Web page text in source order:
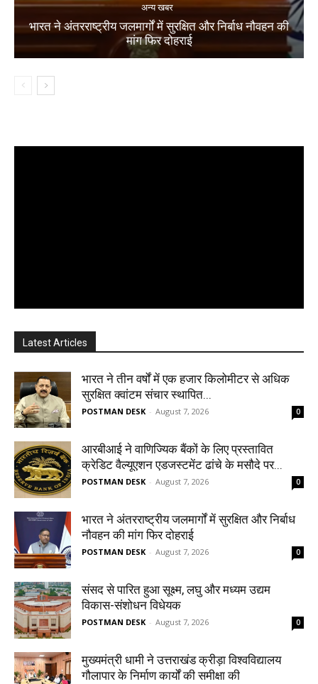
अन्य खबर
भारत ने अंतरराष्ट्रीय जलमार्गों में सुरक्षित और निर्बाध नौवहन की
मांग फिर दोहराई
Latest Articles
भारत ने तीन वर्षों में एक हजार किलोमीटर से अधिक
सुरक्षित क्वांटम संचार स्थापित...
POSTMAN DESK - August 7, 2026 0
आरबीआई ने वाणिज्यिक बैंकों के लिए प्रस्तावित
क्रेडिट वैल्यूएशन एडजस्टमेंट ढांचे के मसौदे पर...
POSTMAN DESK - August 7, 2026 0
भारत ने अंतरराष्ट्रीय जलमार्गों में सुरक्षित और निर्बाध
नौवहन की मांग फिर दोहराई
POSTMAN DESK - August 7, 2026 0
संसद से पारित हुआ सूक्ष्म, लघु और मध्यम उद्यम
विकास-संशोधन विधेयक
POSTMAN DESK - August 7, 2026 0
मुख्यमंत्री धामी ने उत्तराखंड क्रीड़ा विश्वविद्यालय
गौलापार के निर्माण कार्यों की समीक्षा की